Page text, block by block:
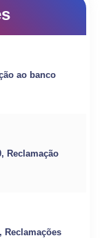
ao banco
Reclamação
Reclamações